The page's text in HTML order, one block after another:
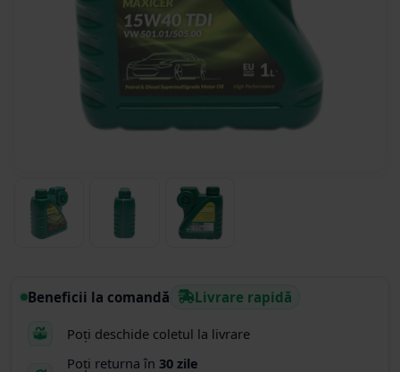
Beneficii la comandă Livrare rapidă
Poți deschide coletul la livrare
Poți returna în 30 zile